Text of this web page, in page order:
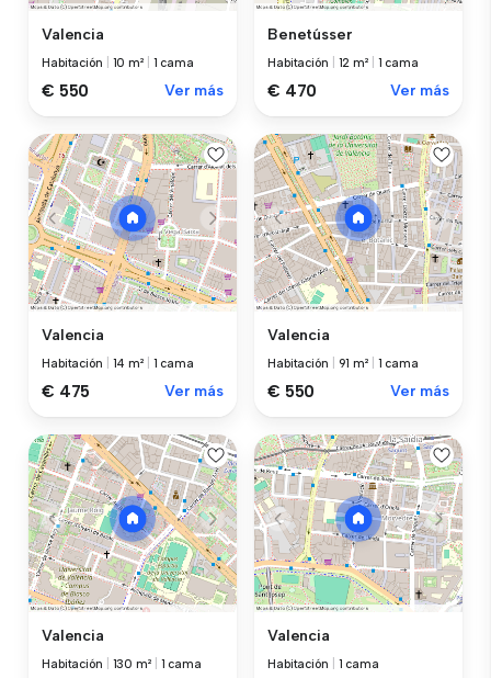
Valencia
Habitación 10 m² 1 cama
€ 550 Ver más
Benetússer
Habitación 12 m² 1 cama
€ 470 Ver más
Valencia
Habitación 14 m² 1 cama
€ 475 Ver más
Valencia
Habitación 91 m² 1 cama
€ 550 Ver más
Valencia
Habitación 130 m² 1 cama
Valencia
Habitación 1 cama